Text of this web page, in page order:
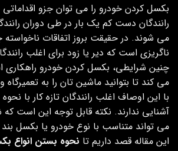
بکسل کردن خودرو را می توان جزو
رانندگان دست کم یک بار در طی دوران
می شوند. در حقیقت بروز اتفاقات
ناگریزی است که دیر یا زود برای اغلب
چنین شرایطی، بکسل کردن خودرو
می کند تا بتوانید ماشین تان را به
با این اوصاف اغلب رانندگان تازه کار با
آشنایی ندارند. نکته قابل توجه این است
می تواند متناسب با نوع خودرو یا بکسل
این مقاله قصد داریم تا نحوه بستن انواع